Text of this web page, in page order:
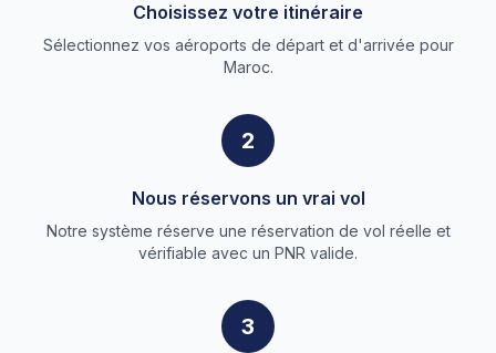
Choisissez votre itinéraire
Sélectionnez vos aéroports de départ et d'arrivée pour
Maroc.
2
Nous réservons un vrai vol
Notre système réserve une réservation de vol réelle et
vérifiable avec un PNR valide.
3